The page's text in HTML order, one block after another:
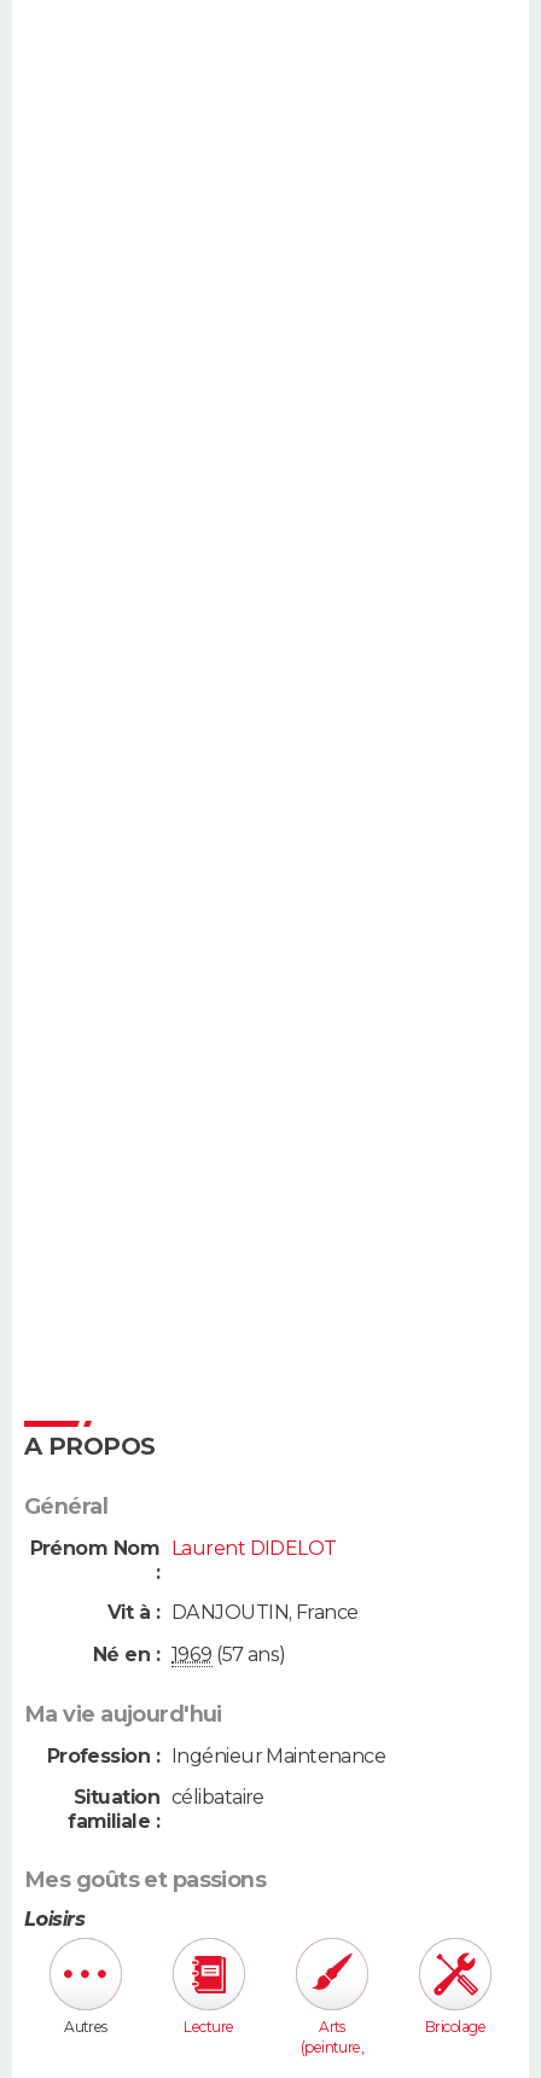
A PROPOS
Général
Prénom Nom
:
Laurent DIDELOT
Vit à : DANJOUTIN, France
Né en : 1969 (57 ans)
Ma vie aujourd'hui
Profession : Ingénieur Maintenance
Situation
familiale :
célibataire
Mes goûts et passions
Loisirs
Autres Lecture
Arts
(peinture,
Bricolage